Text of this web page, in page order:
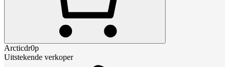
Arcticdr0p
Uitstekende verkoper